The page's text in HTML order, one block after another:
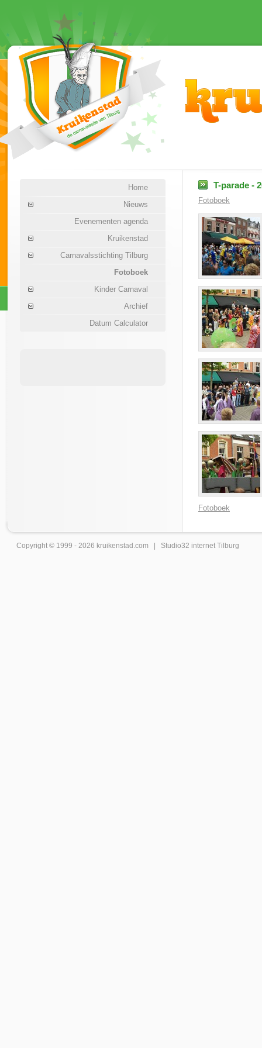
Home
Nieuws
Evenementen agenda
Kruikenstad
Carnavalsstichting Tilburg
Fotoboek
Kinder Carnaval
Archief
Datum Calculator
T-parade -
Fotoboek
Fotoboek
Copyright © 1999 - 2026 kruikenstad .com | Studio32 internet Tilburg